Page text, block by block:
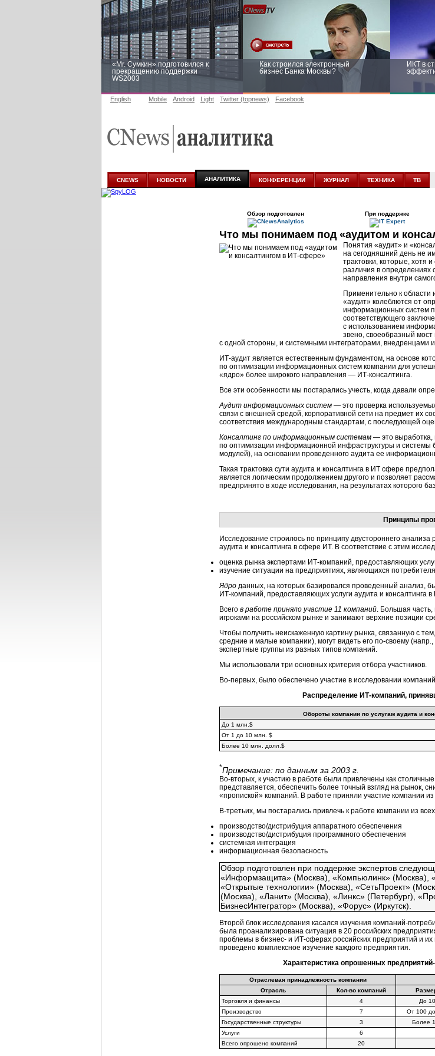
«Mr. Сумкин» подготовился к
прекращению поддержки
WS2003
Как строился электронный
бизнес Банка Москвы?
ИКТ в
аналитике
новых
English Mobile Android Light Twitter (topnews) Facebook
CNEWS НОВОСТИ АНАЛИТИКА КОНФЕРЕНЦИИ ЖУРНАЛ ТЕХНИКА ТВ
Обзор подготовлен При поддержке
Что мы понимаем под «аудитом и
Понятия «аудит» и
на сегодняшний день не
трактовки, которые, хотя
различия в определениях
направления внутри
Применительно к
«аудит» колеблются от
информационных систем
соответствующего
с использованием
звено, своеобразный
с одной стороны, и системными интеграторами, внедренцами
ИТ-аудит является естественным фундаментом, на основе
по оптимизации информационных систем компании для
«ядро» более широкого направления — ИТ-консалтинга.
Все эти особенности мы постарались учесть, когда давали
Аудит информационных систем — это проверка
связи с внешней средой, корпоративной сети на предмет их
соответствия международным стандартам, с последующей
Консалтинг по информационным системам — это выработка,
по оптимизации информационной инфраструктуры и системы
модулей), на основании проведенного аудита ее
Такая трактовка сути аудита и консалтинга в ИТ сфере
является логическим продолжением другого и позволяет
предпринято в ходе исследования, на результатах которого
Принципы
Исследование строилось по принципу двустороннего
аудита и консалтинга в сфере ИТ. В соответствие с этим
оценка рынка экспертами ИТ-компаний, предоставляющих
изучение ситуации на предприятиях, являющихся
Ядро данных, на которых базировался проведенный анализ,
ИТ-компаний, предоставляющих услуги аудита и консалтинга
Всего в работе приняло участие 11 компаний. Большая
игроками на российском рынке и занимают верхние позиции
Чтобы получить неискаженную картину рынка, связанную с
средние и малые компании), могут видеть его по-своему
экспертные группы из разных типов компаний.
Мы использовали три основных критерия отбора участников.
Во-первых, было обеспечено участие в исследовании
Распределение ИТ-компаний,
Обороты компании по услугам аудита и
До 1 млн.$
От 1 до 10 млн. $
Более 10 млн. долл.$
*Примечание: по данным за 2003 г.
Во-вторых, к участию в работе были привлечены как
представляется, обеспечить более точный взгляд на рынок,
«пропиской» компаний. В работе приняли участие компании
В-третьих, мы постарались привлечь к работе компании из
производство/дистрибуция аппаратного обеспечения
производство/дистрибуция программного обеспечения
системная интеграция
информационная безопасность
Обзор подготовлен при поддержке экспертов
«Информзащита» (Москва), «Компьюлинк» (Москва),
«Открытые технологии» (Москва), «СетьПроект»
(Москва), «Ланит» (Москва), «Линкс» (Петербург),
БизнесИнтегратор» (Москва), «Форус» (Иркутск).
Второй блок исследования касался изучения компаний-
была проанализирована ситуация в 20 российских
проблемы в бизнес- и ИТ-сферах российских предприятий и
проведено комплексное изучение каждого предприятия.
Характеристика опрошенных
Отраслевая принадлежность компании
Отрасль
Кол-во компаний
Торговля и финансы
4 До
Производство
7 От 100
Государственные структуры
3 Более
Услуги
6
Всего опрошено компаний
20